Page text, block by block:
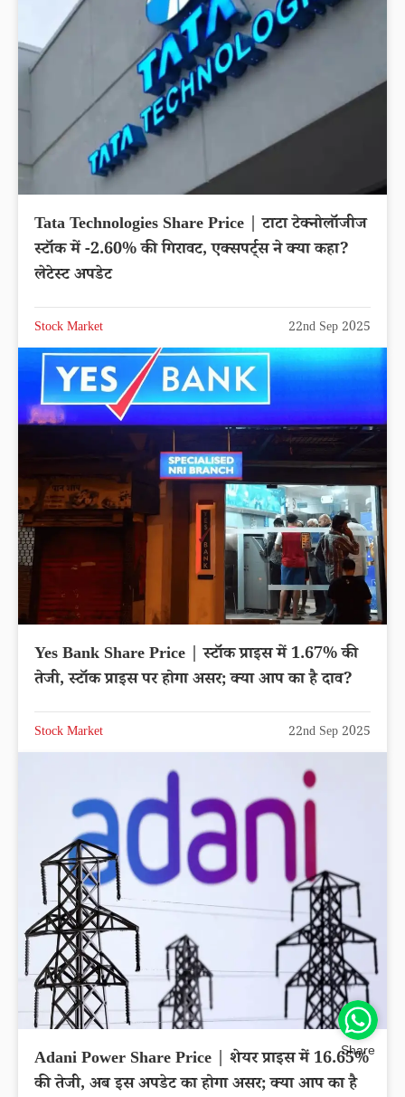
Tata Technologies Share Price | टाटा टेक्नोलॉजीज
स्टॉक में -2.60% की गिरावट, एक्सपर्ट्स ने क्या कहा?
लेटेस्ट अपडेट
Stock Market 22nd Sep 2025
Yes Bank Share Price | स्टॉक प्राइस में 1.67% की
तेजी, स्टॉक प्राइस पर होगा असर; क्या आप का है दाव?
Stock Market 22nd Sep 2025
Adani Power Share Price | शेयर प्राइस में 16.65%
की तेजी, अब इस अपडेट का होगा असर; क्या आप का है
Share